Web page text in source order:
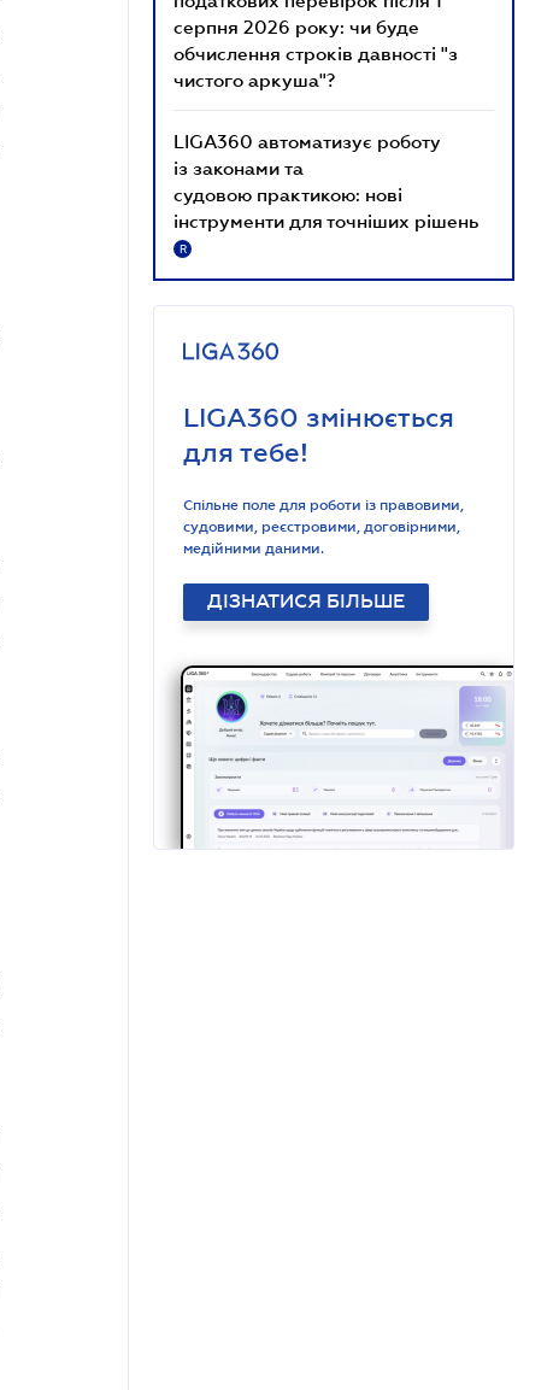
серпня 2026 року: чи буде
обчислення строків давності "з
чистого аркуша"?
LIGA360 автоматизує роботу
із законами та
судовою практикою: нові
інструменти для точніших рішень
R
LIGA360 змінюється
для тебе!
Спільне поле для роботи із правовими,
судовими, реєстровими, договірними,
медійними даними.
ДІЗНАТИСЯ БІЛЬШЕ